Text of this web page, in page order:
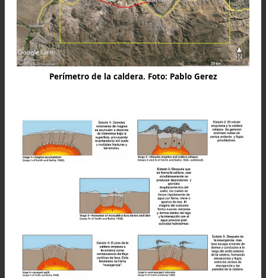
Perímetro de la caldera. Foto: Pablo Gerez